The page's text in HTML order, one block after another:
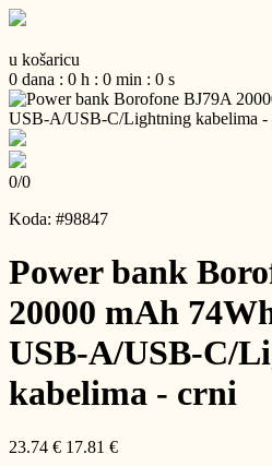
u košaricu
0 dana : 0 h : 0 min : 0 s
0/0
Koda: #98847
Power bank
20000 mAh
USB-A/USB-C/
kabelima - crni
23.74 € 17.81 €